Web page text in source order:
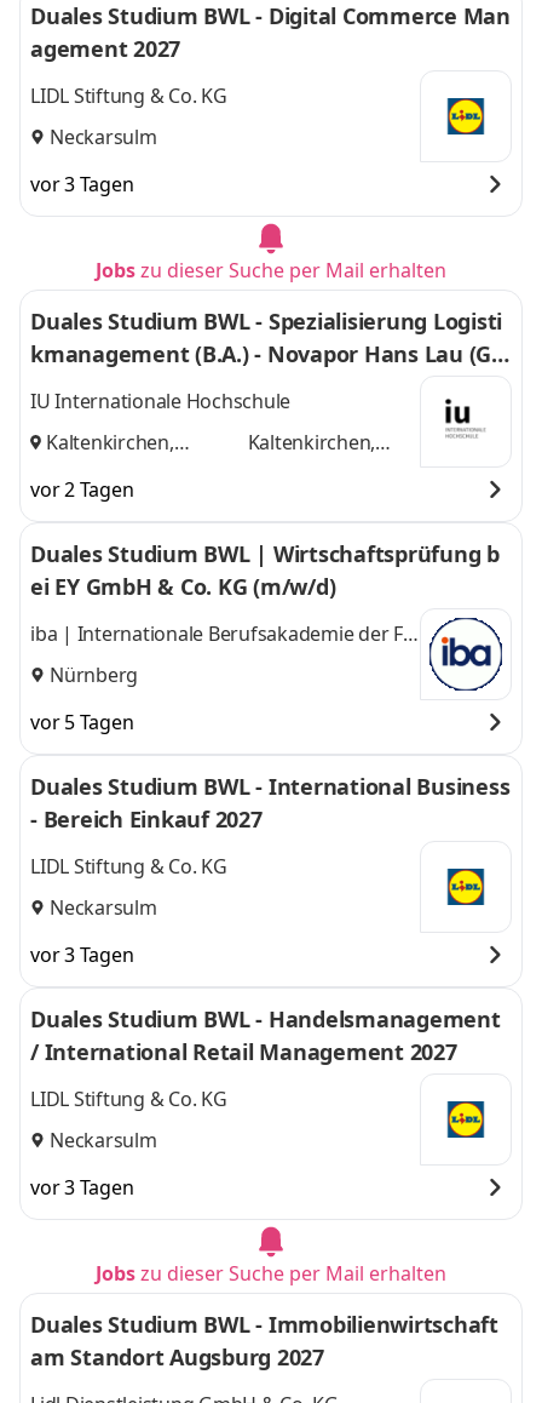
Duales Studium BWL - Digital Commerce Man
agement 2027
LIDL Stiftung & Co. KG
Neckarsulm
vor 3 Tagen
Jobszu dieser Suche per Mail erhalten
Duales Studium BWL - Spezialisierung Logisti
kmanagement (B.A.) - Novapor Hans Lau (G
mbH & Co) KG
IU Internationale Hochschule
Kaltenkirchen,
Kaltenkirchen,
vor 2 Tagen
Duales Studium BWL | Wirtschaftsprüfung b
ei EY GmbH & Co. KG (m/w/d)
iba | Internationale Berufsakademie der F +
U Unternehmensgruppe gGmbH
Nürnberg
vor 5 Tagen
Duales Studium BWL - International Business
- Bereich Einkauf 2027
LIDL Stiftung & Co. KG
Neckarsulm
vor 3 Tagen
Duales Studium BWL - Handelsmanagement
/ International Retail Management 2027
LIDL Stiftung & Co. KG
Neckarsulm
vor 3 Tagen
Jobszu dieser Suche per Mail erhalten
Duales Studium BWL - Immobilienwirtschaft
am Standort Augsburg 2027